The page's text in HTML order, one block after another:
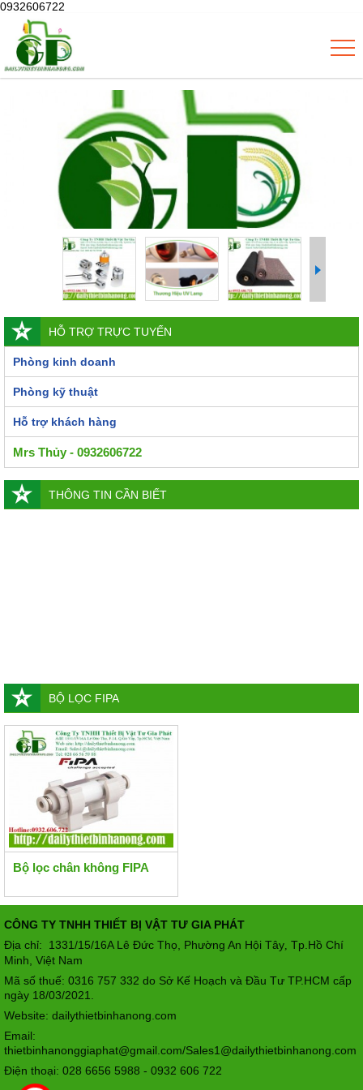
0932606722
HỖ TRỢ TRỰC TUYẾN
Phòng kinh doanh
Phòng kỹ thuật
Hỗ trợ khách hàng
Mrs Thủy - 0932606722
THÔNG TIN CẦN BIẾT
BỘ LỌC FIPA
Bộ lọc chân không FIPA
CÔNG TY TNHH THIẾT BỊ VẬT TƯ GIA PHÁT
Địa chỉ: 1331/15/16A Lê Đức Thọ, Phường An Hội Tây Tp.Hồ Chí
Minh, Việt Nam
Mã số thuế: 0316 757 332 do Sở Kế Hoạch và Đầu Tư TP.HCM cấp
ngày 18/03/2021.
Website: dailythietbinhanong.com
Email:
thietbinhanonggiaphat@gmail.com/Sales1@dailythietbinhanong.com
Điện thoại: 028 6656 5988 - 0932 606 722